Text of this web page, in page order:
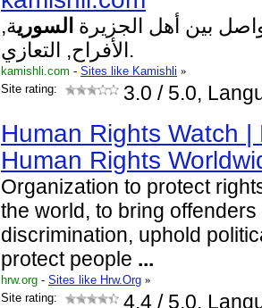
بين أهل الجزيرة السورية,
الأفراح, التعازي.
kamishli.com - Sites like Kamishli »
Site rating:
3.0 / 5.0,
Human Rights Watch |
Human Rights
Organization to protect
the world, to bring
discrimination, uphold
protect people ...
hrw.org - Sites like Hrw.Org »
Site rating:
4.4 / 5.0,